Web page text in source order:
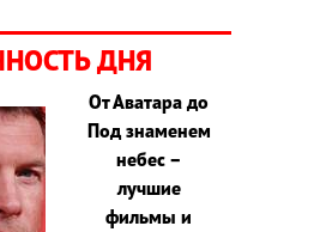
ДНЯ
От Аватара до
Под знаменем
небес –
лучшие
фильмы и